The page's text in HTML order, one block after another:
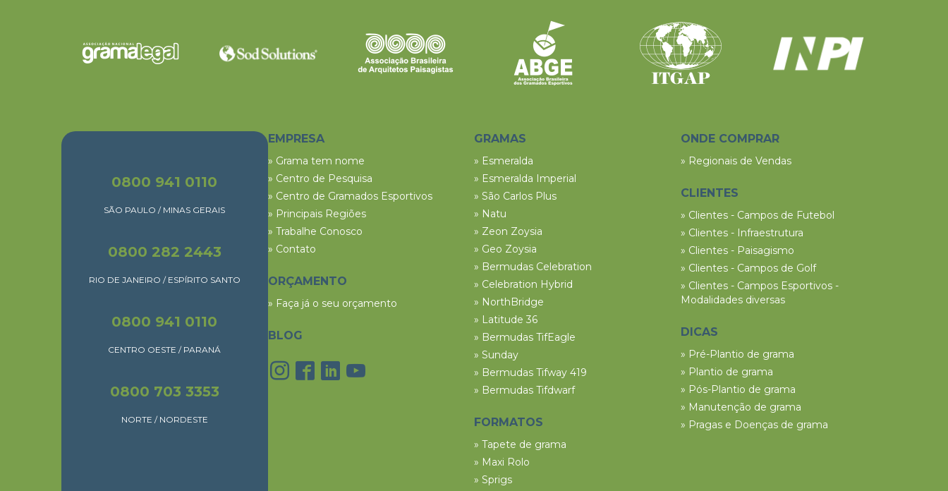
0800 941 0110
SÃO PAULO / MINAS GERAIS
0800 282 2443
RIO DE JANEIRO / ESPÍRITO SANTO
0800 941 0110
CENTRO OESTE / PARANÁ
0800 703 3353
NORTE / NORDESTE
EMPRESA
» Grama tem nome
» Centro de Pesquisa
» Centro de Gramados Esportivos
» Principais Regiões
» Trabalhe Conosco
» Contato
ORÇAMENTO
» Faça já o seu orçamento
BLOG
GRAMAS
» Esmeralda
» Esmeralda Imperial
» São Carlos Plus
» Natu
» Zeon Zoysia
» Geo Zoysia
» Bermudas Celebration
» Celebration Hybrid
» NorthBridge
» Latitude 36
» Bermudas TifEagle
» Sunday
» Bermudas Tifway 419
» Bermudas Tifdwarf
FORMATOS
» Tapete de grama
» Maxi Rolo
» Sprigs
ONDE COMPRAR
» Regionais de Vendas
CLIENTES
» Clientes - Campos de Futebol
» Clientes - Infraestrutura
» Clientes - Paisagismo
» Clientes - Campos de Golf
» Clientes - Campos Esportivos -
Modalidades diversas
DICAS
» Pré-Plantio de grama
» Plantio de grama
» Pós-Plantio de grama
» Manutenção de grama
» Pragas e Doenças de grama